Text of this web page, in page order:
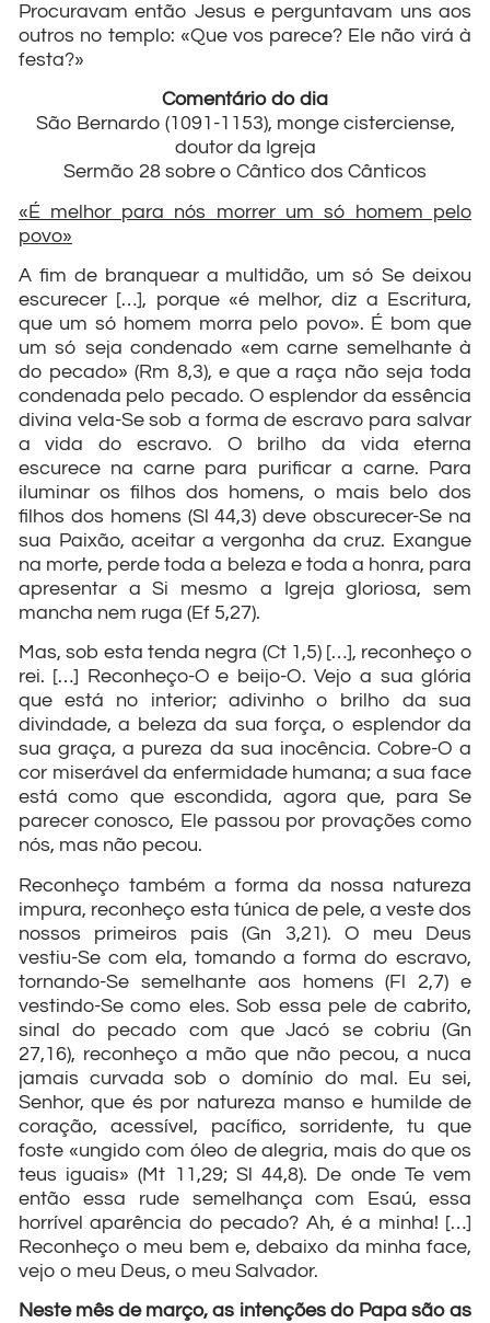
Procuravam então Jesus e perguntavam uns aos
outros no templo: «Que vos parece? Ele não virá à
festa?»
Comentário do dia
São Bernardo (1091-1153), monge cisterciense,
doutor da Igreja
Sermão 28 sobre o Cântico dos Cânticos
«É melhor para nós morrer um só homem pelo
povo»
A fim de branquear a multidão, um só Se deixou
escurecer […], porque «é melhor, diz a Escritura,
que um só homem morra pelo povo». É bom que
um só seja condenado «em carne semelhante à
do pecado» (Rm 8,3), e que a raça não seja toda
condenada pelo pecado. O esplendor da essência
divina vela-Se sob a forma de escravo para salvar
a vida do escravo. O brilho da vida eterna
escurece na carne para purificar a carne. Para
iluminar os filhos dos homens, o mais belo dos
filhos dos homens (Sl 44,3) deve obscurecer-Se na
sua Paixão, aceitar a vergonha da cruz. Exangue
na morte, perde toda a beleza e toda a honra, para
apresentar a Si mesmo a Igreja gloriosa, sem
mancha nem ruga (Ef 5,27).
Mas, sob esta tenda negra (Ct 1,5) […], reconheço o
rei. […] Reconheço-O e beijo-O. Vejo a sua glória
que está no interior; adivinho o brilho da sua
divindade, a beleza da sua força, o esplendor da
sua graça, a pureza da sua inocência. Cobre-O a
cor miserável da enfermidade humana; a sua face
está como que escondida, agora que, para Se
parecer conosco, Ele passou por provações como
nós, mas não pecou.
Reconheço também a forma da nossa natureza
impura, reconheço esta túnica de pele, a veste dos
nossos primeiros pais (Gn 3,21). O meu Deus
vestiu-Se com ela, tomando a forma do escravo,
tornando-Se semelhante aos homens (Fl 2,7) e
vestindo-Se como eles. Sob essa pele de cabrito,
sinal do pecado com que Jacó se cobriu (Gn
27,16), reconheço a mão que não pecou, a nuca
jamais curvada sob o domínio do mal. Eu sei,
Senhor, que és por natureza manso e humilde de
coração, acessível, pacífico, sorridente, tu que
foste «ungido com óleo de alegria, mais do que os
teus iguais» (Mt 11,29; Sl 44,8). De onde Te vem
então essa rude semelhança com Esaú, essa
horrível aparência do pecado? Ah, é a minha! […]
Reconheço o meu bem e, debaixo da minha face,
vejo o meu Deus, o meu Salvador.
Neste mês de março, as intenções do Papa são as